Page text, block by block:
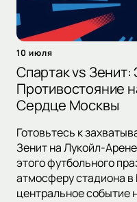
10 июля
Спартак vs Зенит:
Противостояние
Сердце Москвы
Готовьтесь к
Зенит на Лукойл-
этого футбольного
атмосферу стадиона
центральное событие